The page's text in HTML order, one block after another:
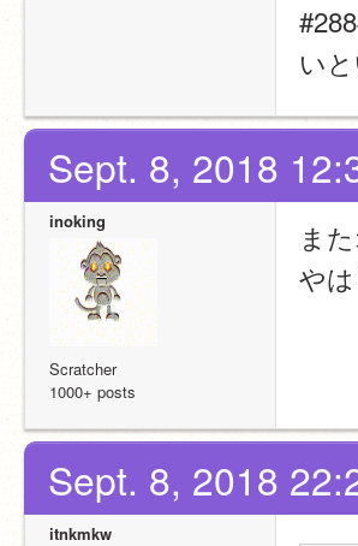
い
Sept. 8, 2018
inoking
Scratcher
1000+ posts
ま
や
Sept. 8, 2018
itnkmkw